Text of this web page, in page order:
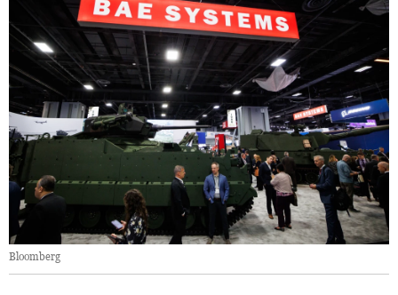
Bloomberg